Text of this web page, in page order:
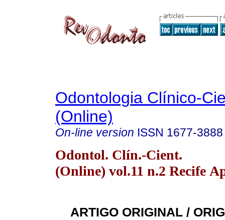
Odontologia Clínico-
(Online)
On-line version ISSN 1677-3888
Odontol. Clín.-Cient.
(Online) vol.11 n.2 Recife
ARTIGO ORIGINAL /